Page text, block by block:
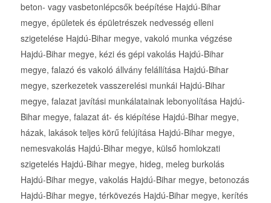
beton- vagy vasbetonlépcsők beépítése Hajdú-Bihar
megye, épületek és épületrészek nedvesség elleni
szigetelése Hajdú-Bihar megye, vakoló munka végzése
Hajdú-Bihar megye, kézi és gépi vakolás Hajdú-Bihar
megye, falazó és vakoló állvány felállítása Hajdú-Bihar
megye, szerkezetek vasszerelési munkái Hajdú-Bihar
megye, falazat javítási munkálatainak lebonyolítása Hajdú-
Bihar megye, falazat át- és kiépítése Hajdú-Bihar megye,
házak, lakások teljes körű felújítása Hajdú-Bihar megye,
nemesvakolás Hajdú-Bihar megye, külső homlokzati
szigetelés Hajdú-Bihar megye, hideg, meleg burkolás
Hajdú-Bihar megye, vakolás Hajdú-Bihar megye, betonozás
Hajdú-Bihar megye, térkövezés Hajdú-Bihar megye, kerítés